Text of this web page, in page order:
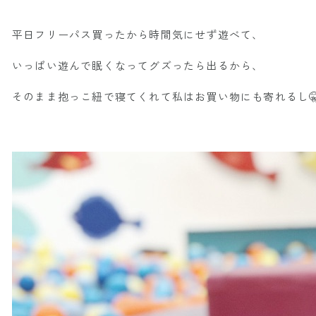
平日フリーパス買ったから時間気にせず遊べて、
いっぱい遊んで眠くなってグズったら出るから、
そのまま抱っこ紐で寝てくれて私はお買い物にも寄れるし